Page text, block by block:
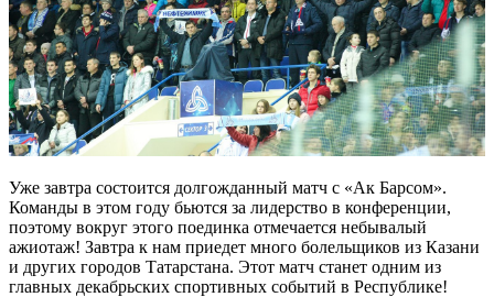
Уже завтра состоится долгожданный матч с «Ак Барсом».
Команды в этом году бьются за лидерство в конференции,
поэтому вокруг этого поединка отмечается небывалый
ажиотаж! Завтра к нам приедет много болельщиков из Казани
и других городов Татарстана. Этот матч станет одним из
главных декабрьских спортивных событий в Республике!